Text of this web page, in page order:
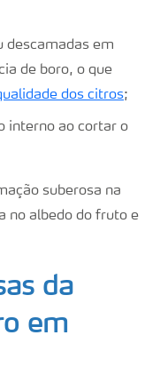
descamadas em
de boro, o que
dos citros;
interno ao cortar o
suberosa na
no albedo do fruto e
da
em